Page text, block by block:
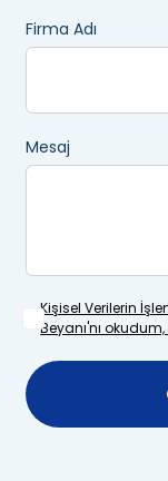
Firma Adı
Mesaj
Kişisel Verilerin
Beyanı'nı